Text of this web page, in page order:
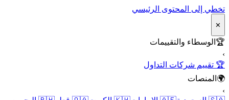
تخطي إلى المحتوى الرئيسي
✕
🏆 الوسطاء والتقييمات
›
🏆 تقييم شركات التداول
🌍 المنصات
›